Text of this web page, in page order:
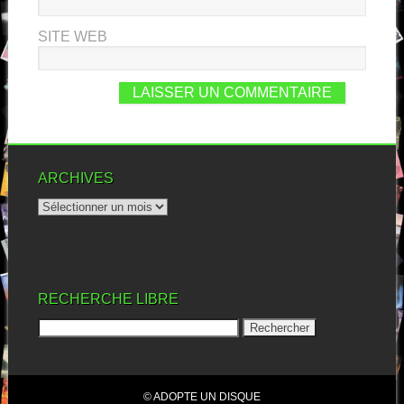
SITE WEB
ARCHIVES
RECHERCHE LIBRE
© ADOPTE UN DISQUE